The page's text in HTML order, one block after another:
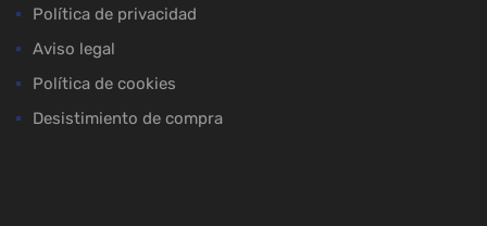
Política de privacidad
Aviso legal
Política de cookies
Desistimiento de compra